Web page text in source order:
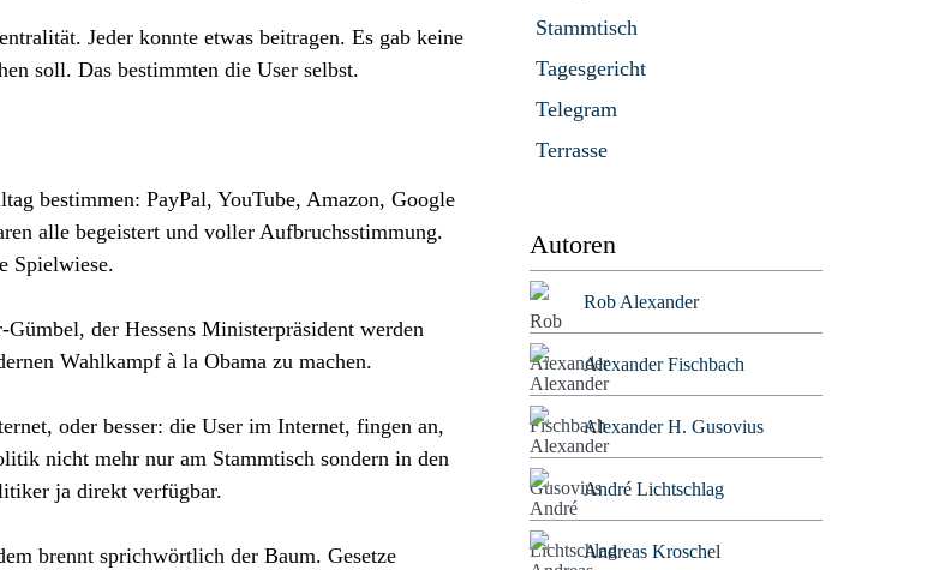
Jeder konnte etwas beitragen. Es gab keine
soll. Das bestimmten die User selbst.
bestimmen: PayPal, YouTube, Amazon, Google
alle begeistert und voller Aufbruchsstimmung.
Spielwiese.
der Hessens Ministerpräsident werden
Wahlkampf à la Obama zu machen.
oder besser: die User im Internet, fingen an,
nicht mehr nur am Stammtisch sondern in den
ja direkt verfügbar.
brennt sprichwörtlich der Baum. Gesetze
Stammtisch
Tagesgericht
Telegram
Terrasse
Autoren
Rob Alexander
Alexander Fischbach
Alexander H. Gusovius
André Lichtschlag
Andreas Kroschel